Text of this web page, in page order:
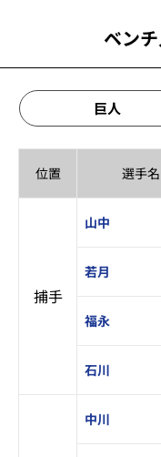
ベン
巨人
位置 選手名
捕手
山中
若月
福永
石川
中川